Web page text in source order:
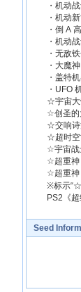
・机动战
・机动新
・倒 A 高
・机动战
・无敌铁
・大魔神
・盖特机
・UFO 机
☆宇宙大帝
☆创圣的大
☆交响诗篇
☆超时空世
☆宇宙战士
☆超重神
☆超重神
※标示“☆”
PS2《超级
Seed